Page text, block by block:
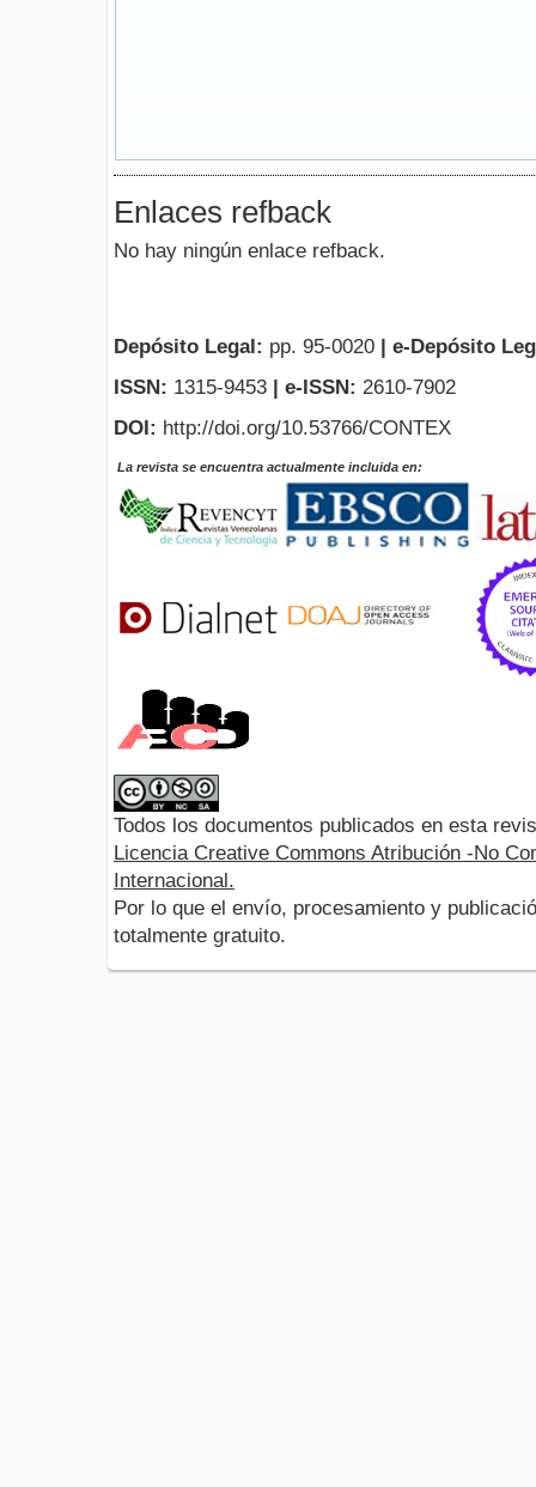
Enlaces refback
No hay ningún enlace refback.
Depósito Legal: pp. 95-0020 | e-Depósito
ISSN: 1315-9453 | e-ISSN: 2610-7902
DOI: http://doi.org/10.53766/CONTEX
La revista se encuentra actualmente incluida en:
Todos los documentos publicados en esta
Licencia Creative Commons Atribución -No
Internacional.
Por lo que el envío, procesamiento y
totalmente gratuito.